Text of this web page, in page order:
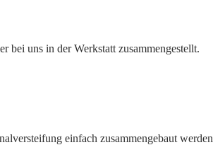
bei uns in der Werkstatt zusammengestellt.
einfach zusammengebaut werden